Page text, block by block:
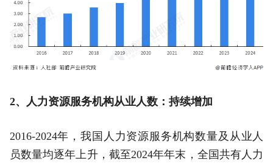
2、人力资源服务机构从业人数：持续增加
2016-2024年，我国人力资源服务机构数量及从业人
员数量均逐年上升，截至2024年年末，全国共有人力